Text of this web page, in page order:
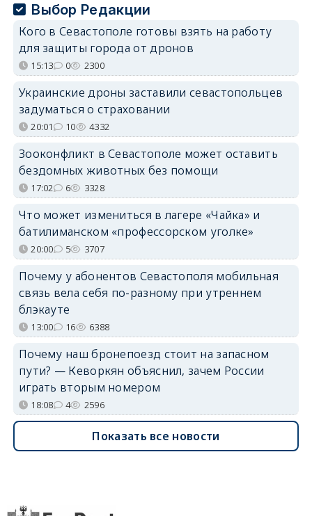
Выбор Редакции
Кого в Севастополе готовы взять на работу
для защиты города от дронов
15:13 0 2300
Украинские дроны заставили севастопольцев
задуматься о страховании
20:01 10 4332
Зооконфликт в Севастополе может оставить
бездомных животных без помощи
17:02 6 3328
Что может измениться в лагере «Чайка» и
батилиманском «профессорском уголке»
20:00 5 3707
Почему у абонентов Севастополя мобильная
связь вела себя по-разному при утреннем
блэкауте
13:00 16 6388
Почему наш бронепоезд стоит на запасном
пути? — Кеворкян объяснил, зачем России
играть вторым номером
18:08 4 2596
Показать все новости